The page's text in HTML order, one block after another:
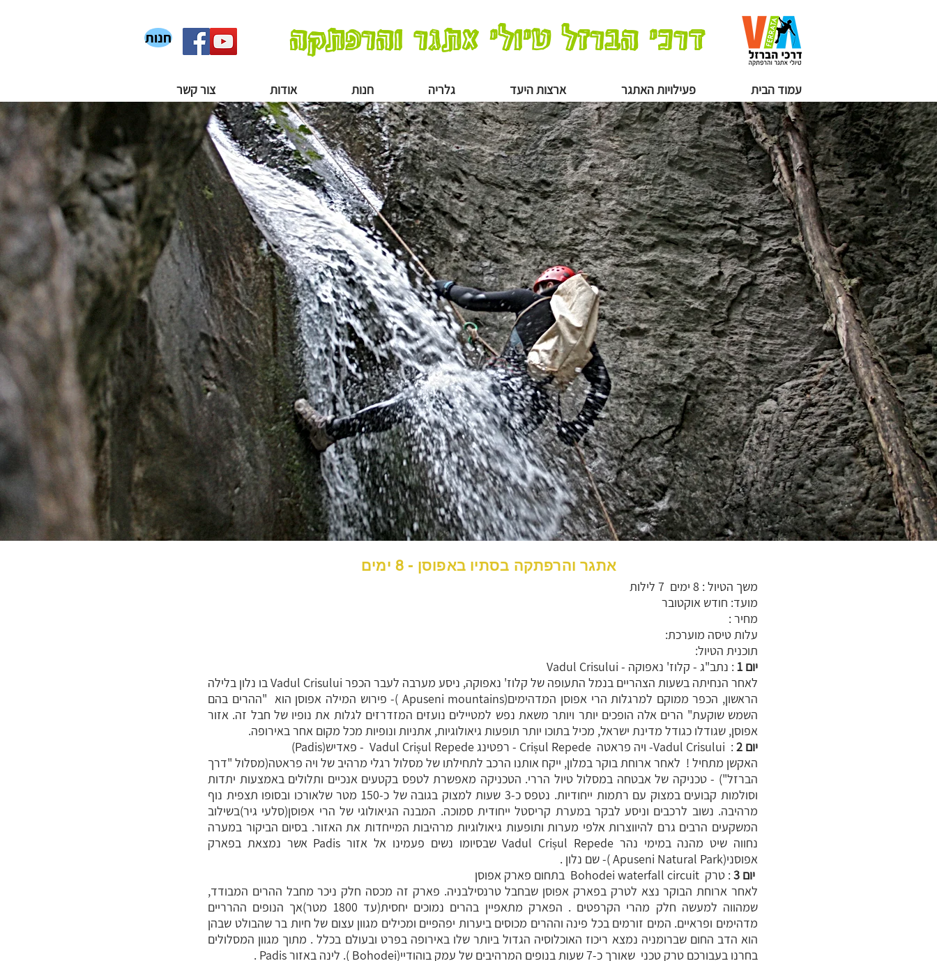
חנות דרכי הברזל טיולי אתגר והרפתקה
עמוד הבית פעילויות האתגר ארצות היעד גלריה חנות אודות צור קשר
אתגר והרפתקה בסתיו באפוסן - 8 ימים
משך הטיול : 8 ימים 7 לילות
מועד: חודש אוקטובר
מחיר :
עלות טיסה מוערכת:
תוכנית הטיול:
יום 1
: נתב"ג - קלוז' נאפוקה - Vadul Crisului
לאחר הנחיתה בשעות הצהריים בנמל התעופה של קלוז' נאפוקה, ניסע מערבה לעבר הכפר Vadul Crisului בו נלון בלילה
הראשון, הכפר ממוקם למרגלות הרי אפוסן המדהימים(Apuseni mountains )- פירוש המילה אפוסן הוא "ההרים בהם
השמש שוקעת" הרים אלה הופכים יותר ויותר משאת נפש למטיילים נועזים המזדרזים לגלות את נופיו של חבל זה. אזור
אפוסן, שגודלו כגודל מדינת ישראל, מכיל בתוכו יותר תופעות גיאולוגיות, אתניות ונופיות מכל מקום אחר באירופה.
יום 2
: Vadul Crisului- ויה פראטה Crișul Repede - רפטינג Vadul Crișul Repede - פאדיש(Padis)
האקשן מתחיל ! לאחר ארוחת בוקר במלון, ייקח אותנו הרכב לתחילתו של מסלול רגלי מרהיב של ויה פראטה(מסלול "דרך
הברזל") - טכניקה של אבטחה במסלול טיול הררי. הטכניקה מאפשרת לטפס בקטעים אנכיים ותלולים באמצעות יתדות
וסולמות קבועים במצוק עם רתמות ייחודיות. נטפס כ-3 שעות למצוק בגובה של כ-150 מטר שלאורכו ובסופו תצפית נוף
מרהיבה. נשוב לרכבים וניסע לבקר במערת קריסטל ייחודית סמוכה. המבנה הגיאולוגי של הרי אפוסן(סלעי גיר)בשילוב
המשקעים הרבים גרם להיווצרות אלפי מערות ותופעות גיאולוגיות מרהיבות המייחדות את האזור. בסיום הביקור במערה
נחווה שיט מהנה במימי נהר Vadul Crișul Repede שבסיומו נשים פעמינו אל אזור Padis אשר נמצאת בפארק
אפוסני(Apuseni Natural Park )- שם נלון .
יום 3
: טרק Bohodei waterfall circuit בתחום פארק אפוסן
לאחר ארוחת הבוקר נצא לטרק בפארק אפוסן שבחבל טרנסילבניה. פארק זה מכסה חלק ניכר מחבל ההרים המבודד,
שמהווה למעשה חלק מהרי הקרפטים . הפארק מתאפיין בהרים נמוכים יחסית(עד 1800 מטר)אך הנופים ההרריים
מדהימים ופראיים. המים זורמים בכל פינה וההרים מכוסים ביערות יפהפיים ומכילים מגוון עצום של חיות בר שהבולט שבהן
הוא הדב החום שברומניה נמצא ריכוז האוכלוסיה הגדול ביותר שלו באירופה בפרט ובעולם בכלל . מתוך מגוון המסלולים
בחרנו בעבורכם טרק טכני שאורך כ-7 שעות בנופים המרהיבים של עמק בוהודיי(Bohodei ). לינה באזור Padis .